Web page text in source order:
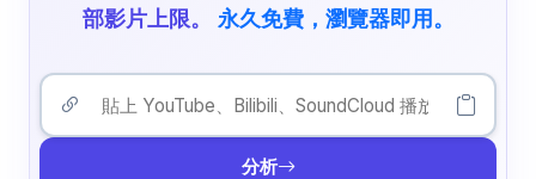
部影片上限。
永久免費，瀏覽器即用。
分析